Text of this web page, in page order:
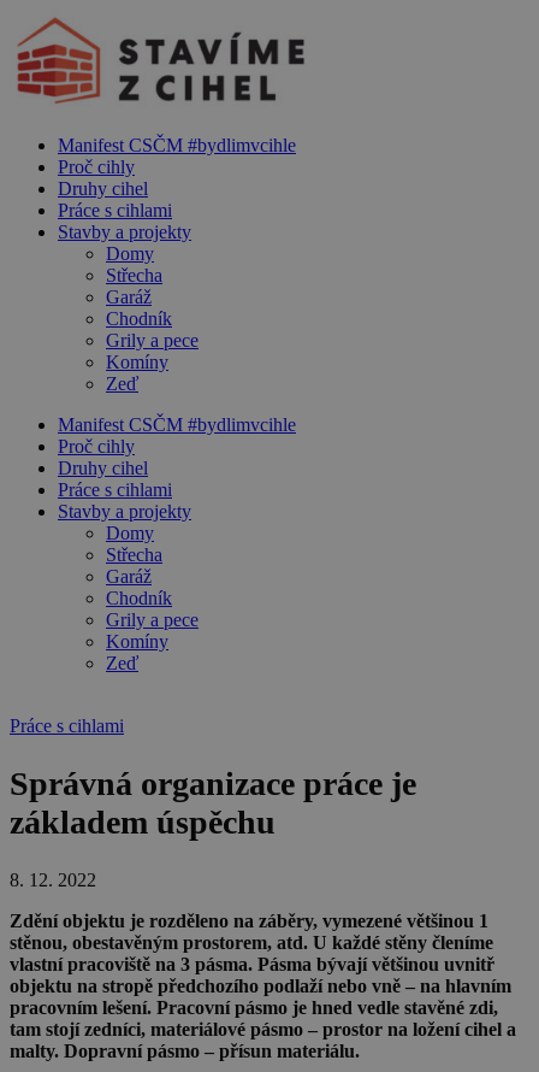
Manifest CSČM #bydlimvcihle
Proč cihly
Druhy cihel
Práce s cihlami
Stavby a projekty
Domy
Střecha
Garáž
Chodník
Grily a pece
Komíny
Zeď
Manifest CSČM #bydlimvcihle
Proč cihly
Druhy cihel
Práce s cihlami
Stavby a projekty
Domy
Střecha
Garáž
Chodník
Grily a pece
Komíny
Zeď
Práce s cihlami
Správná organizace práce je
základem úspěchu
8. 12. 2022
Zdění objektu je rozděleno na záběry, vymezené většinou 1
stěnou, obestavěným prostorem, atd. U každé stěny členíme
vlastní pracoviště na 3 pásma. Pásma bývají většinou uvnitř
objektu na stropě předchozího podlaží nebo vně – na hlavním
pracovním lešení. Pracovní pásmo je hned vedle stavěné zdi,
tam stojí zedníci, materiálové pásmo – prostor na ložení cihel a
malty. Dopravní pásmo – přísun materiálu.